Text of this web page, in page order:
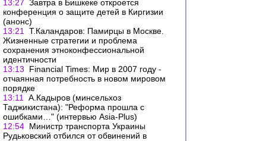
13:27 Завтра в Бишкеке откроется
конференция о защите детей в Киргизии
(анонс)
13:21
Т.Каландаров: Памирцы в Москве.
Жизненные стратегии и проблема
сохранения этноконфессиональной
идентичности
13:13
Financial Times: Мир в 2007 году -
отчаянная потребность в новом мировом
порядке
13:11
А.Кадыров (минсельхоз
Таджикистана): "Реформа прошла с
ошибками…" (интервью Asia-Plus)
12:54 Министр транспорта Украины
Рудьковский отбился от обвинений в